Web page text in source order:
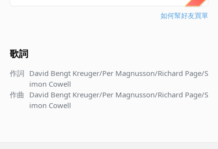
如何幫好友買單
歌詞
作詞 David Bengt Kreuger/Per Magnusson/Richard Page/S
imon Cowell
作曲
David Bengt Kreuger/Per Magnusson/Richard Page/S
imon Cowell